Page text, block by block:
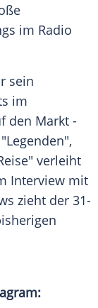
im Radio
sein
im
den Markt -
verleiht
Interview mit
zieht der 31-
: